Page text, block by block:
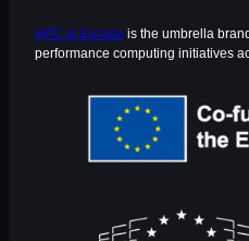
HPC in Europe is the umbrella
performance computing initiatives